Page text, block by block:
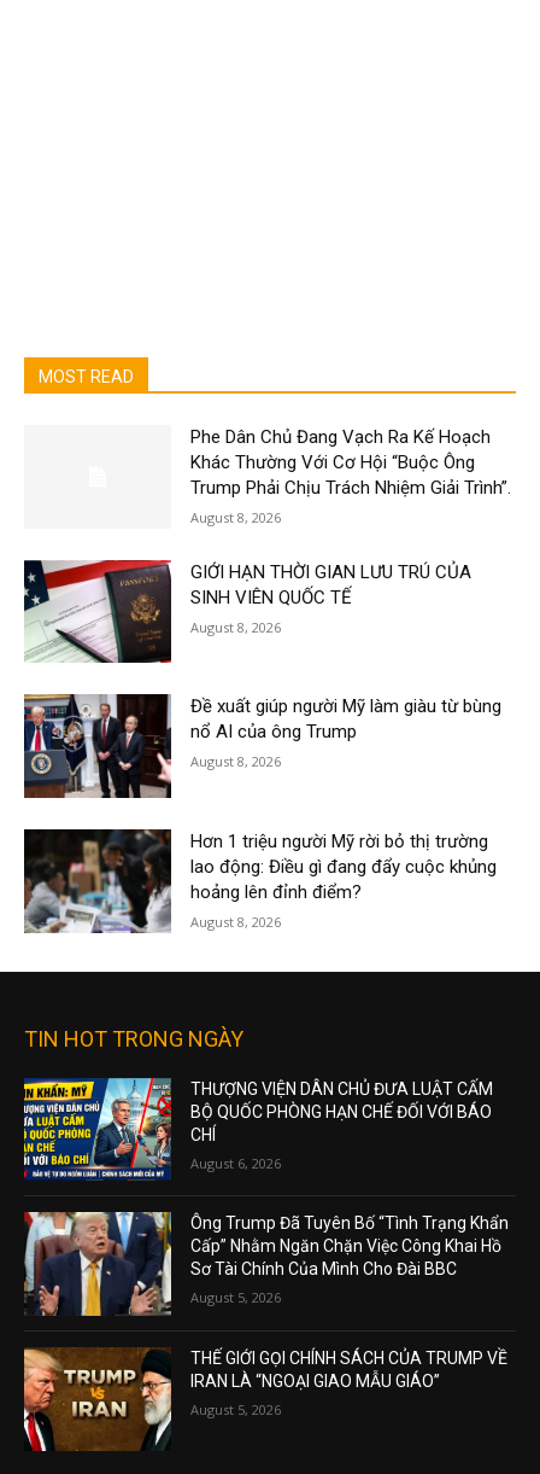
MOST READ
Phe Dân Chủ Đang Vạch Ra Kế Hoạch
Khác Thường Với Cơ Hội “Buộc Ông
Trump Phải Chịu Trách Nhiệm Giải Trình”.
August 8, 2026
GIỚI HẠN THỜI GIAN LƯU TRÚ CỦA
SINH VIÊN QUỐC TẾ
August 8, 2026
Đề xuất giúp người Mỹ làm giàu từ bùng
nổ AI của ông Trump
August 8, 2026
Hơn 1 triệu người Mỹ rời bỏ thị trường
lao động: Điều gì đang đẩy cuộc khủng
hoảng lên đỉnh điểm?
August 8, 2026
TIN HOT TRONG NGÀY
THƯỢNG VIỆN DÂN CHỦ ĐƯA LUẬT CẤM
BỘ QUỐC PHÒNG HẠN CHẾ ĐỐI VỚI BÁO
CHÍ
August 6, 2026
Ông Trump Đã Tuyên Bố “Tình Trạng Khẩn
Cấp” Nhằm Ngăn Chặn Việc Công Khai Hồ
Sơ Tài Chính Của Mình Cho Đài BBC
August 5, 2026
THẾ GIỚI GỌI CHÍNH SÁCH CỦA TRUMP VỀ
IRAN LÀ “NGOẠI GIAO MẪU GIÁO”
August 5, 2026